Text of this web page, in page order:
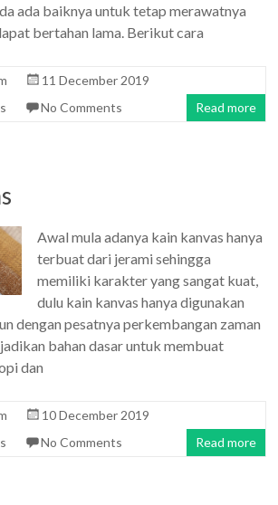
ada baiknya untuk tetap merawatnya
bertahan lama. Berikut cara
11 December 2019
No Comments Read more
Awal mula adanya kain kanvas hanya
terbuat dari jerami sehingga
memiliki karakter yang sangat kuat,
dulu kain kanvas hanya digunakan
dengan pesatnya perkembangan zaman
bahan dasar untuk membuat
dan
10 December 2019
No Comments Read more